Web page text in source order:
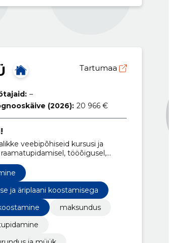
Tartumaa
–
(2026): 20 966 €
veebipõhiseid kursusi ja
tööõigusel,
ja tugi.
ja äriplaani koostamisega
maksundus